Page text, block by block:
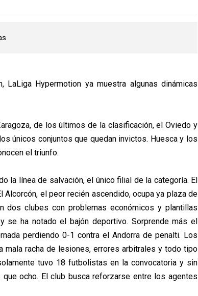
Hypermotion ya muestra algunas dinámicas
de los últimos de la clasificación, el Oviedo y
únicos conjuntos que quedan invictos. Huesca y los
el triunfo.
la línea de salvación, el único filial de la categoría. El
Alcorcón, el peor recién ascendido, ocupa ya plaza de
dos clubes con problemas económicos y plantillas
se ha notado el bajón deportivo. Sorprende más el
perdiendo 0-1 contra el Andorra de penalti. Los
mala racha de lesiones, errores arbitrales y todo tipo
tuvo 18 futbolistas en la convocatoria y sin
ocho. El club busca reforzarse entre los agentes